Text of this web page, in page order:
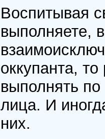
Воспитывая
выполняете,
оккупанта,
выполнять
лица. И
них.